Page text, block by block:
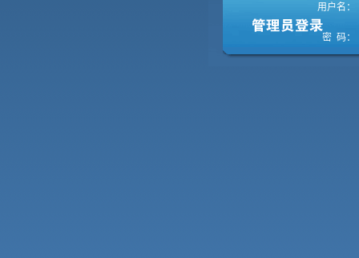
用户名：
密 码：